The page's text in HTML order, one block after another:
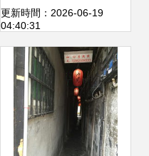
更新時間：2026-06-19
04:40:31